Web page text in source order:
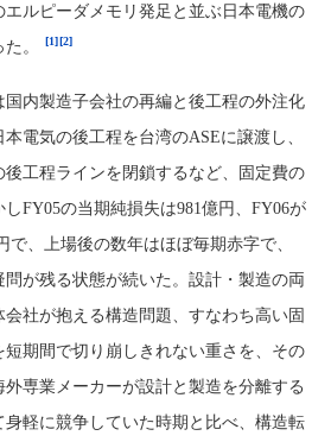
ルピーダメモリ発足と並ぶ日本電機の
。
[1][2]
国内製造子会社の再編と後工程の外注化
電気の後工程を台湾のASEに譲渡し、
後工程ラインを閉鎖するなど、固定費の
FY05の当期純損失は981億円、FY06が
で、上場後の数年はほぼ毎期赤字で、
が残る状態が続いた。設計・製造の両
社が抱える構造問題、すなわち高い固
期間で切り崩しきれない重さを、その
外専業メーカーが設計と製造を分離する
軽に競争していた時期と比べ、構造転